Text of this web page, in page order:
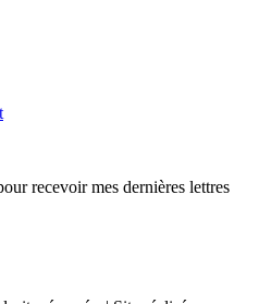
recevoir mes dernières lettres